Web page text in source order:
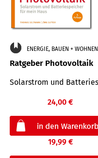
ENERGIE, BAUEN + WOHNEN
Ratgeber Photovoltaik
Solarstrom und
24,00 €
19,99 €